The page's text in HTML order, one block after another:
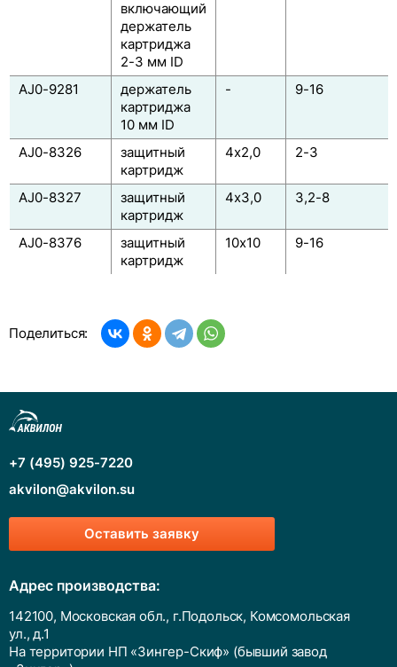
включающий
держатель
картриджа
2-3 мм ID
AJ0-9281
держатель
картриджа
10 мм ID
- 9-16
AJ0-8326
защитный
картридж
4x2,0 2-3
AJ0-8327
защитный
картридж
4x3,0 3,2-8
AJ0-8376
защитный
картридж
10x10 9-16
Поделиться:
Оставить заявку
+7 (495) 925-7220
akvilon@akvilon.su
Адрес производства:
142100, Московская обл., г.Подольск, Комсомольская
ул., д.1
На территории НП «Зингер-Скиф» (бывший завод